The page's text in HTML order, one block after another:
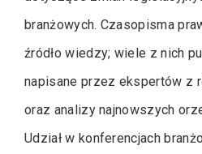
branżowych. Czasopisma
źródło wiedzy; wiele z nich
napisane przez ekspertów z
oraz analizy najnowszych
Udział w konferencjach